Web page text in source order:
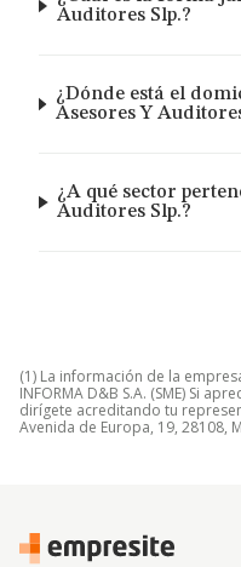
Auditores Slp.?
¿Dónde está el
Asesores Y
¿A qué sector
Auditores Slp.?
(1) La información de la
INFORMA D&B S.A. (SME) Si
dirígete acreditando tu
Avenida de Europa, 19, 28108,